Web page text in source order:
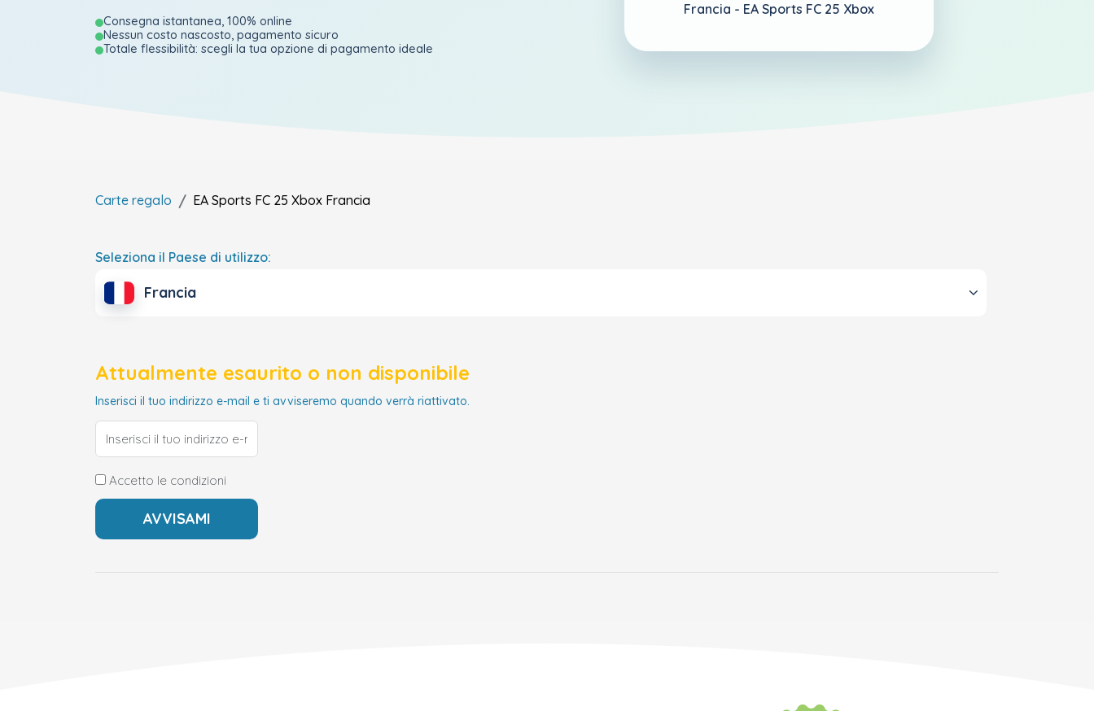
Consegna istantanea, 100% online
Nessun costo nascosto, pagamento sicuro
Totale flessibilità: scegli la tua opzione di pagamento ideale
Francia - EA Sports FC 25 Xbox
Carte regalo EA Sports FC 25 Xbox Francia
Seleziona il Paese di utilizzo:
Francia
Attualmente esaurito o non disponibile
Inserisci il tuo indirizzo e-mail e ti avviseremo quando verrà riattivato.
Accetto le condizioni